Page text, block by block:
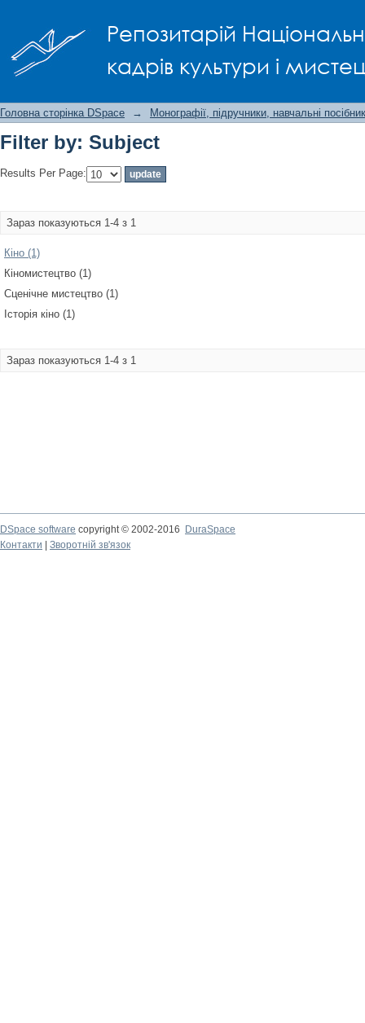
Репозитарій
кадрів культури і
Головна сторінка DSpace → Монографії, підручники, навчальні
Filter by: Subject
Results Per Page:
Зараз показуються 1-4 з 1
Кіно (1)
Кіномистецтво (1)
Сценічне мистецтво (1)
Історія кіно (1)
Зараз показуються 1-4 з 1
DSpace software copyright © 2002-2016
DuraSpace
Контакти
Зворотній зв'язок